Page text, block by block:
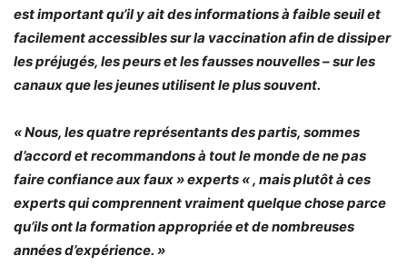
est important qu’il y ait des informations à faible seuil et
facilement accessibles sur la vaccination afin de dissiper
les préjugés, les peurs et les fausses nouvelles – sur les
canaux que les jeunes utilisent le plus souvent.
« Nous, les quatre représentants des partis, sommes
d’accord et recommandons à tout le monde de ne pas
faire confiance aux faux » experts « , mais plutôt à ces
experts qui comprennent vraiment quelque chose parce
qu’ils ont la formation appropriée et de nombreuses
années d’expérience. »